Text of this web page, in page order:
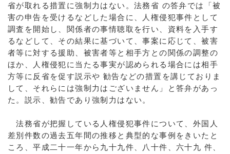
省が取れる措置に強制力はない。法務省 の答弁では「被
害の申告を受けるなどした場合に、人権侵犯事件として
調査を開始し、関係者の事情聴取を行い、資料を入手す
るなどして、その結果に基づいて、事案に応じて、被害
者等に対する援助、被害者等と相手方との関係の調整の
ほか、人権侵犯に当たる事実が認められる場合には相手
方等に反省を促す説示や 勧告などの措置を講じておりま
して、それらには強制力はございません」と答弁があっ
た。説示、勧告であり強制力はない。
法務省が把握している人権侵犯事件について、外国人
差別件数の過去五年間の推移と典型的な事例をきいたと
ころ、平成二十一年から九十九件、八十件、六十九 件、